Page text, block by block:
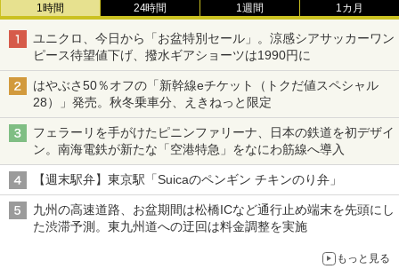
1時間 24時間 1週間 1カ月
ユニクロ、今日から「お盆特別セール」。涼感シアサッカーワン
ピース待望値下げ、撥水ギアショーツは1990円に
はやぶさ50％オフの「新幹線eチケット（トクだ値スペシャル
28）」発売。秋冬乗車分、えきねっと限定
フェラーリを手がけたピニンファリーナ、日本の鉄道を初デザイ
ン。南海電鉄が新たな「空港特急」をなにわ筋線へ導入
【週末駅弁】東京駅「Suicaのペンギン チキンのり弁」
九州の高速道路、お盆期間は松橋ICなど通行止め端末を先頭にし
た渋滞予測。東九州道への迂回は料金調整を実施
もっと見る